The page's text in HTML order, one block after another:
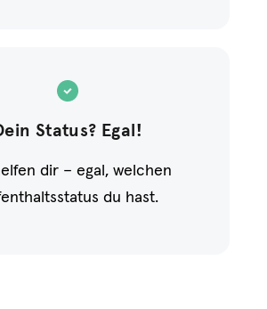
Status? Egal!
dir – egal, welchen
du hast.